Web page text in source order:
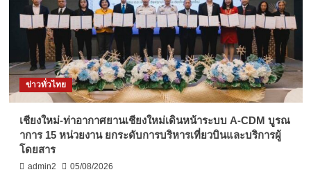
ข่าวทั่วไทย
เชียงใหม่-ท่าอากาศยานเชียงใหม่เดินหน้าระบบ A-CDM บูรณ
าการ 15 หน่วยงาน ยกระดับการบริหารเที่ยวบินและบริการผู้
โดยสาร
admin2 05/08/2026